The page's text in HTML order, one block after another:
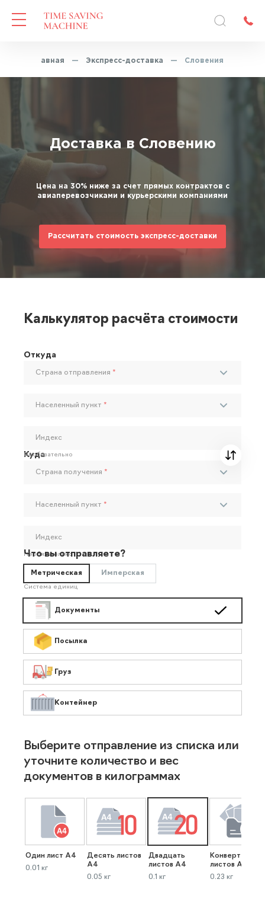
Главная — Экспресс-доставка — Словения
Доставка в Словению
Цена на 30% ниже за счет прямых контрактов с
авиаперевозчиками и курьерскими компаниями
Рассчитать стоимость экспресс-доставки
Калькулятор расчёта стоимости
Откуда
Страна отправления *
Населенный пункт *
Индекс
Необязательно
Куда
Страна получения *
Населенный пункт *
Индекс
Необязательно
Что вы отправляете?
Метрическая Имперская
Система единиц
Документы
Посылка
Груз
Контейнер
Выберите отправление из списка или
уточните количество и вес
документов в килограммах
Один лист А4
0.01 кг
Десять листов
А4
0.05 кг
Двадцать
листов А4
0.1 кг
Конверт до 40
листов А4
0.23 кг